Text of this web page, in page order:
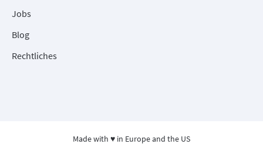
Jobs
Blog
Rechtliches
Made with ♥ in Europe and the US